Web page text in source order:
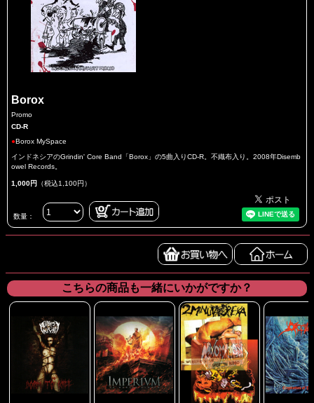
Borox
Promo
CD-R
●Borox MySpace
インドネシアのGrindin' Core Band「Borox」の5曲入りCD-R。不織布入り。2008年Disemb
owel Records。
1,000円 （税込1,100円）
数量：
こちらの商品も一緒にいかがですか？